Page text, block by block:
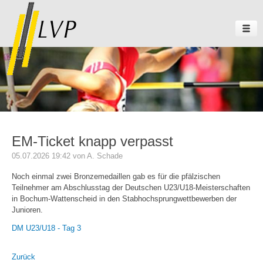
EM-Ticket knapp verpasst
05.07.2026 19:42von A. Schade
Noch einmal zwei Bronzemedaillen gab es für die pfälzischen
Teilnehmer am Abschlusstag der Deutschen U23/U18-Meisterschaften
in Bochum-Wattenscheid in den Stabhochsprungwettbewerben der
Junioren.
DM U23/U18 - Tag 3
Zurück